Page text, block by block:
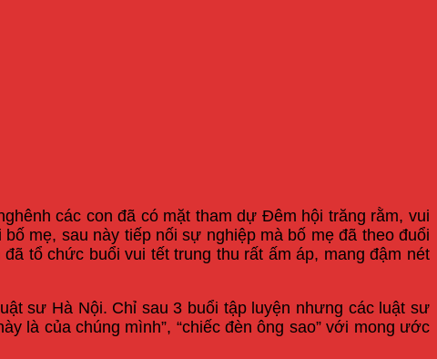
các con đã có mặt tham dự Đêm hội trăng rằm, vui
mẹ, sau này tiếp nối sự nghiệp mà bố mẹ đã theo đuổi
tổ chức buổi vui tết trung thu rất ấm áp, mang đậm nét
sư Hà Nội. Chỉ sau 3 buổi tập luyện nhưng các luật sư
là của chúng mình”, “chiếc đèn ông sao” với mong ước